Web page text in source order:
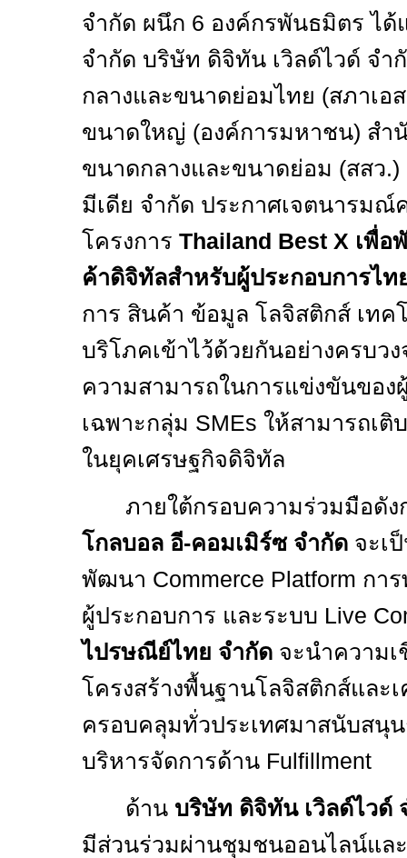
จำกัด ผนึก 6 องค์กรพันธมิตร ไ
จำกัด บริษัท ดิจิทัน เวิลด์ไวด์ จำ
กลางและขนาดย่อมไทย (สภาเอ
ขนาดใหญ่ (องค์การมหาชน) สำ
ขนาดกลางและขนาดย่อม (สสว
มีเดีย จำกัด ประกาศเจตนารมณ์
โครงการ Thailand Best X เพื่อ
ค้าดิจิทัลสำหรับผู้ประกอบการไท
การ สินค้า ข้อมูล โลจิสติกส์ เทค
บริโภคเข้าไว้ด้วยกันอย่างครบว
ความสามารถในการแข่งขันของ
เฉพาะกลุ่ม SMEs ให้สามารถเติ
ในยุคเศรษฐกิจดิจิทัล
ภายใต้กรอบความร่วมมือดั
โกลบอล อี-คอมเมิร์ซ จำกัด จะเ
พัฒนา Commerce Platform กา
ผู้ประกอบการ และระบบ Live
ไปรษณีย์ไทย จำกัด จะนำความ
โครงสร้างพื้นฐานโลจิสติกส์และ
ครอบคลุมทั่วประเทศมาสนับสนุ
บริหารจัดการด้าน Fulfillment
ด้าน บริษัท ดิจิทัน เวิลด์ไวด์
มีส่วนร่วมผ่านชุมชนออนไลน์แล